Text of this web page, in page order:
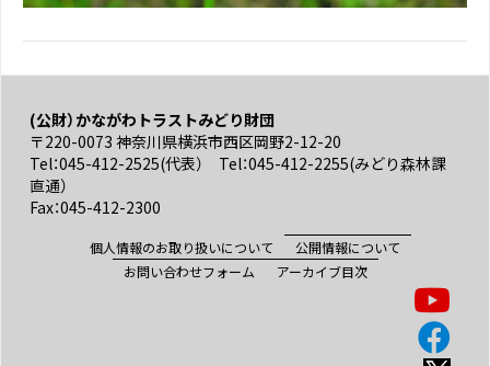
(公財）かながわトラストみどり財団
〒220-0073 神奈川県横浜市西区岡野2-12-20
Tel：045-412-2525(代表） Tel：045-412-2255(みどり森林課
直通）
Fax：045-412-2300
個人情報のお取り扱いについて
公開情報について
お問い合わせフォーム
アーカイブ目次